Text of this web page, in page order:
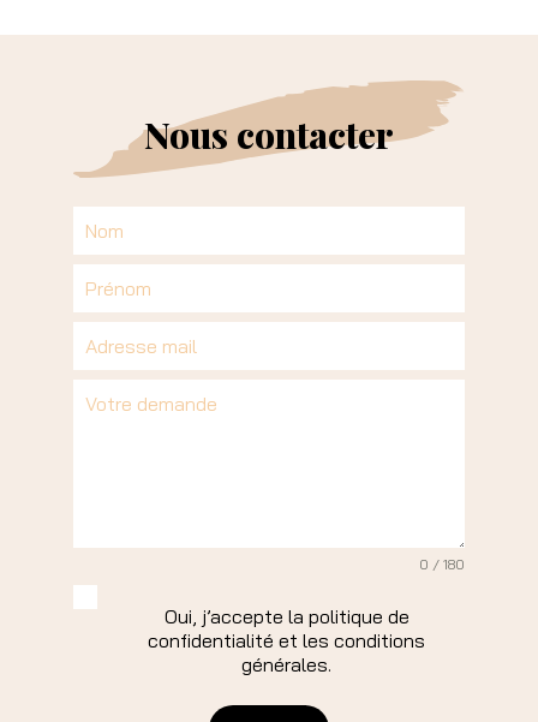
Nous contacter
0 / 180
Oui, j’accepte la politique de
confidentialité et lesconditions
générales.